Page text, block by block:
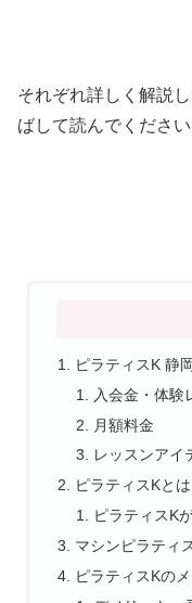
それぞれ詳しく解説
ばして読んでくださ
ピラティスK 静
入会金・体験
月額料金
レッスンアイ
ピラティスKとは
ピラティスK
マシンピラティ
ピラティスKの